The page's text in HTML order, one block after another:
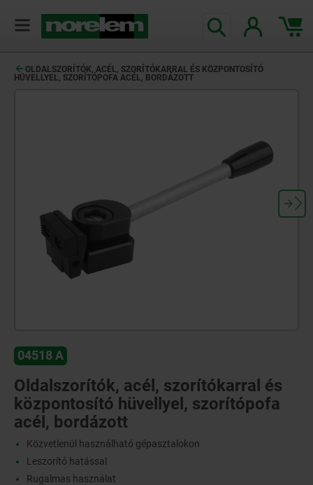
OLDALSZORÍTÓK, ACÉL, SZORÍTÓKARRAL ÉS KÖZPONTOSÍTÓ
HÜVELLYEL, SZORÍTÓPOFA ACÉL, BORDÁZOTT
04518 A
Oldalszorítók, acél, szorítókarral és
központosító hüvellyel, szorítópofa
acél, bordázott
Közvetlenül használható gépasztalokon
Leszorító hatással
Rugalmas használat